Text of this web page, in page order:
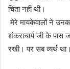
चिंता नहीं थी।
मेरे मायकेवालों ने
शंकराचार्य जी के पास
रखी। पर सब व्यर्थ